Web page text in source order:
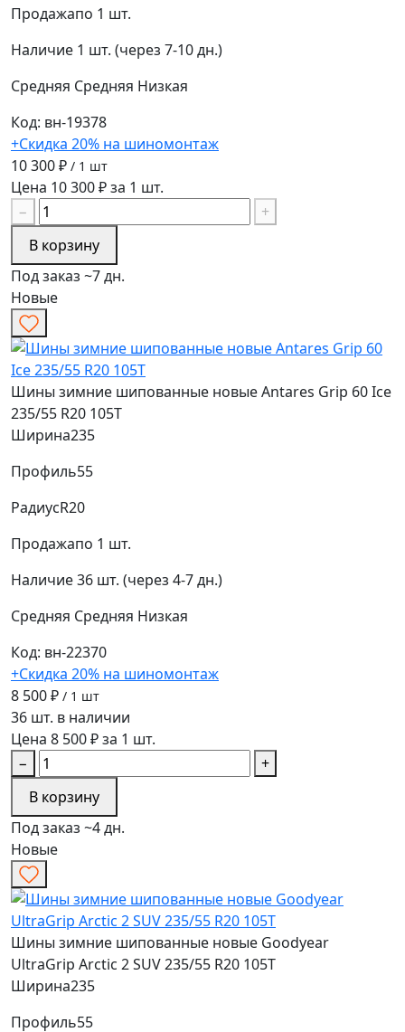
Продажапо 1 шт.
Наличие 1 шт. (через 7-10 дн.)
Средняя Средняя Низкая
Код: вн-19378
+Скидка 20% на шиномонтаж
10 300 ₽ / 1 шт
Цена 10 300 ₽ за 1 шт.
−
+
В корзину
Под заказ ~7 дн.
Новые
Шины зимние шипованные новые Antares Grip 60 Ice
235/55 R20 105T
Ширина235
Профиль55
РадиусR20
Продажапо 1 шт.
Наличие36 шт. (через 4-7 дн.)
Средняя Средняя Низкая
Код: вн-22370
+Скидка 20% на шиномонтаж
8 500 ₽ / 1 шт
36 шт. в наличии
Цена 8 500 ₽ за 1 шт.
−
+
В корзину
Под заказ ~4 дн.
Новые
Шины зимние шипованные новые Goodyear
UltraGrip Arctic 2 SUV 235/55 R20 105T
Ширина235
Профиль55